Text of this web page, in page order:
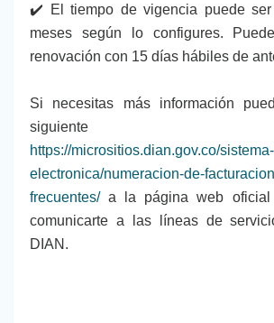
✔️ El tiempo de vigencia puede
meses según lo configures.
renovación con 15 días hábiles de
Si necesitas más información
siguiente
https://micrositios.dian.gov.co/
electronica/numeracion-de-
frecuentes/a la página web
comunicarte a las líneas de
DIAN.